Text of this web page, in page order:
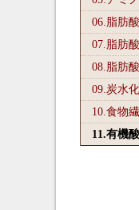
06.脂肪
07.脂肪
08.脂肪
09.炭水
10.食物
11.有機